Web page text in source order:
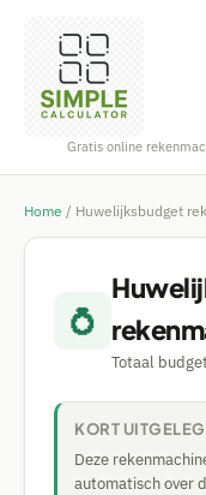
Gratis online
Home / Huwelijksbudget
💍
Totaal
KORT
Deze
automatisch over